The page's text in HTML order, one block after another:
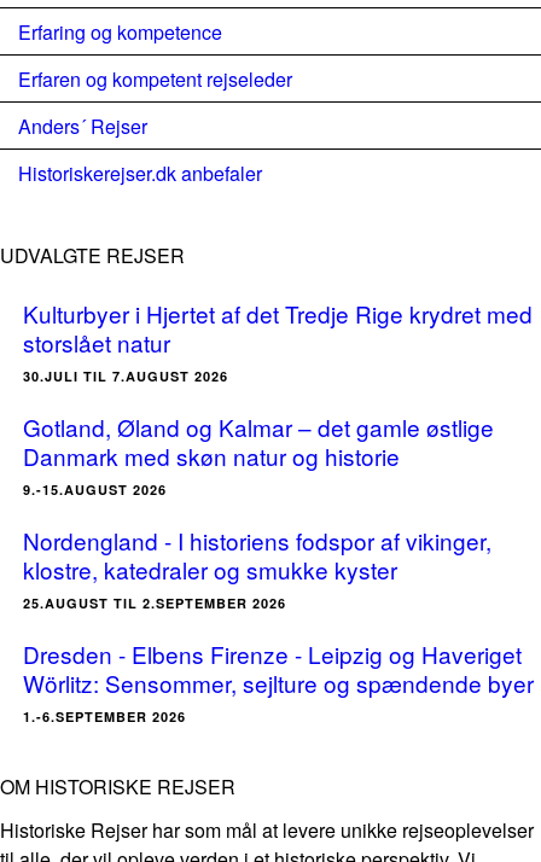
Erfaring og kompetence
Erfaren og kompetent rejseleder
Anders´ Rejser
Historiskerejser.dk anbefaler
UDVALGTE REJSER
Kulturbyer i Hjertet af det Tredje Rige krydret med
storslået natur
30.JULI TIL 7.AUGUST 2026
Gotland, Øland og Kalmar – det gamle østlige
Danmark med skøn natur og historie
9.-15.AUGUST 2026
Nordengland - I historiens fodspor af vikinger,
klostre, katedraler og smukke kyster
25.AUGUST TIL 2.SEPTEMBER 2026
Dresden - Elbens Firenze - Leipzig og Haveriget
Wörlitz: Sensommer, sejlture og spændende byer
1.-6.SEPTEMBER 2026
OM HISTORISKE REJSER
Historiske Rejser har som mål at levere unikke rejseoplevelser